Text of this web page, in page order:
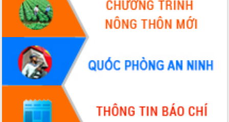
Thứ trưởng Bộ Y tế làm việc với tỉnh
Đắk Lắk về phát triển nhân lực y tế
cho trạm y tế cấp xã
Du lịch Đắk Lắk nâng tầm trải nghiệm
du khách thông qua Hệ thống cơ sở dữ
liệu và Bản đồ số
Tập huấn ứng dụng trí tuệ nhân tạo (AI)
trong thương mại điện tử năm 2026
Đoàn đại biểu Quốc hội tỉnh Đắk Lắk
trao đổi thông tin trước Kỳ họp thứ
nhất, Quốc hội khóa XVI